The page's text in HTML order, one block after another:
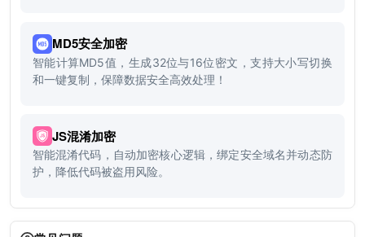
MD5安全加密
智能计算MD5值，生成32位与16位密文，支持大小写切换
和一键复制，保障数据安全高效处理！
JS混淆加密
智能混淆代码，自动加密核心逻辑，绑定安全域名并动态防
护，降低代码被盗用风险。